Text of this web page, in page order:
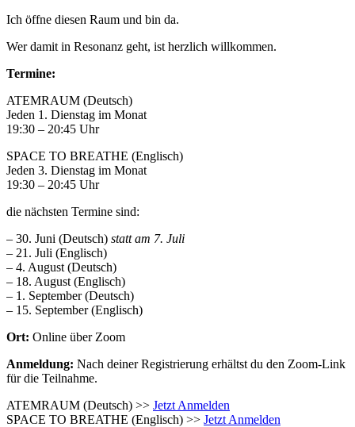
Ich öffne diesen Raum und bin da.
Wer damit in Resonanz geht, ist herzlich willkommen.
Termine:
ATEMRAUM (Deutsch)
Jeden 1. Dienstag im Monat
19:30 – 20:45 Uhr
SPACE TO BREATHE (Englisch)
Jeden 3. Dienstag im Monat
19:30 – 20:45 Uhr
die nächsten Termine sind:
– 30. Juni (Deutsch) statt am 7. Juli
– 21. Juli (Englisch)
– 4. August (Deutsch)
– 18. August (Englisch)
– 1. September (Deutsch)
– 15. September (Englisch)
Ort: Online über Zoom
Anmeldung: Nach deiner Registrierung erhältst du den Zoom-Link
für die Teilnahme.
ATEMRAUM (Deutsch) >> Jetzt Anmelden
SPACE TO BREATHE (Englisch) >> Jetzt Anmelden